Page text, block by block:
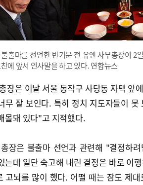
출마를 선언한 반기문 전 유엔 사무총장이 2
에 앞서 인사말을 하고 있다. 연합뉴스
장은 이날 서울 동작구 사당동 자택 앞
무 잘 보인다. 특히 정치 지도자들이
몰돼 있다"고 지적했다.
장은 불출마 선언과 관련해 "결정하
는데 일단 숙고해 내린 결정은 바로 이
고뇌를 많이 했다. 어떨 때는 잠도 제